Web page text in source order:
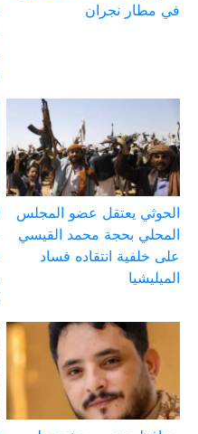
في مطار نجران
الحوثي يعتقل عضو المجلس
المحلي بحجة محمد القيسي
على خلفية انتقاده فساد
الميليشيا